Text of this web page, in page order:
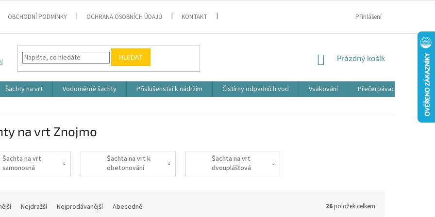
OBCHODNÍ PODMÍNKY OCHRANA OSOBNÍCH ÚDAJŮ KONTAKT Přihlášení
HLEDAT
NÁKUPNÍ
Prázdný košík
Šachty na vrt Vodoměrné šachty Příslušenství k nádržím Čistírny odpadních vod Vsakování Přečerpávací jímky
na vrt Znojmo
Šachta na vrt
samonosná
Šachta na vrt k
obetonování
Šachta na vrt
dvouplášťová
Nejdražší Nejprodávanější Abecedně 26položek celkem